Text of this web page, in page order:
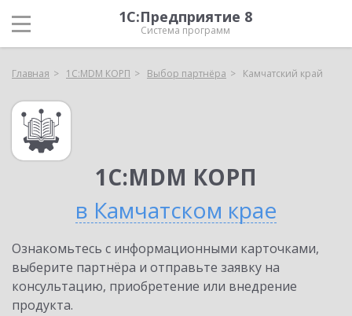
1С:Предприятие 8
Система программ
Главная 1С:MDM КОРП Выбор партнёра Камчатский край
1С:MDM КОРП
в Камчатском крае
Ознакомьтесь с информационными карточками,
выберите партнёра и отправьте заявку на
консультацию, приобретение или внедрение
продукта.